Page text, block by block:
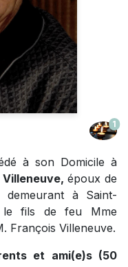
1
à son Domicile à
époux de
à Saint-
le fils de feu Mme
François Villeneuve.
et ami(e)s (50